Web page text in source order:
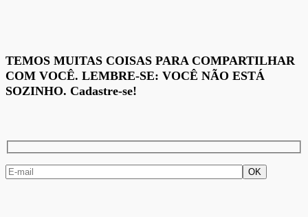
TEMOS MUITAS COISAS PARA COMPARTILHAR
COM VOCÊ. LEMBRE-SE: VOCÊ NÃO ESTÁ
SOZINHO. Cadastre-se!